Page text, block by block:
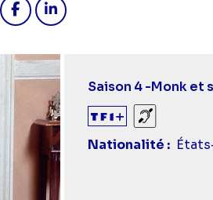
Saison 4 -Monk et
Sourds et
Nationalité